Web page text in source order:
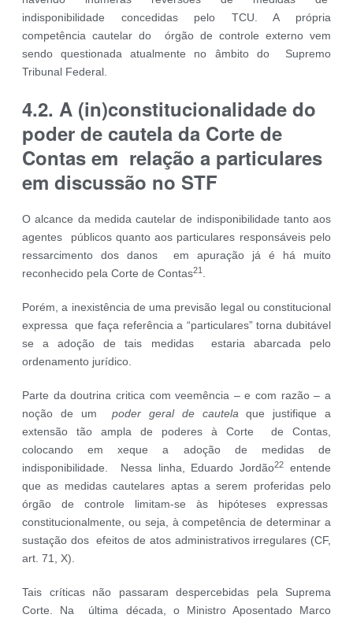
indisponibilidade concedidas pelo TCU. A própria
competência cautelar do órgão de controle externo vem
sendo questionada atualmente no âmbito do Supremo
Tribunal Federal.
4.2. A (in)constitucionalidade do
poder de cautela da Corte de
Contas em relação a particulares
em discussão no STF
O alcance da medida cautelar de indisponibilidade tanto aos
agentes públicos quanto aos particulares responsáveis pelo
ressarcimento dos danos em apuração já é há muito
reconhecido pela Corte de Contas21 .
Porém, a inexistência de uma previsão legal ou constitucional
expressa que faça referência a “particulares” torna dubitável
se a adoção de tais medidas estaria abarcada pelo
ordenamento jurídico.
Parte da doutrina critica com veemência – e com razão – a
noção de umpoder geral de cautelaque justifique a
extensão tão ampla de poderes à Corte de Contas,
colocando em xeque a adoção de medidas de
indisponibilidade. Nessa linha, Eduardo Jordão22
entende
que as medidas cautelares aptas a serem proferidas pelo
órgão de controle limitam-se às hipóteses expressas
constitucionalmente, ou seja, à competência de determinar a
sustação dos efeitos de atos administrativos irregulares (CF,
art. 71, X).
Tais críticas não passaram despercebidas pela Suprema
Corte. Na última década, o Ministro Aposentado Marco